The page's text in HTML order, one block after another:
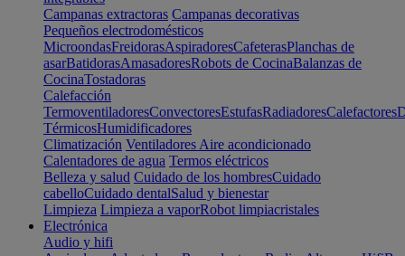
Campanas extractoras Campanas decorativas
Pequeños electrodomésticos
MicroondasFreidorasAspiradoresCafeterasPlanchas de
asarBatidorasAmasadoresRobots de CocinaBalanzas de
CocinaTostadoras
Calefacción
TermoventiladoresConvectoresEstufasRadiadoresCalefactores
TérmicosHumidificadores
Climatización Ventiladores Aire acondicionado
Calentadores de agua Termos eléctricos
Belleza y salud Cuidado de los hombresCuidado
cabelloCuidado dentalSalud y bienestar
Limpieza Limpieza a vaporRobot limpiacristales
Electrónica
Audio y hifi